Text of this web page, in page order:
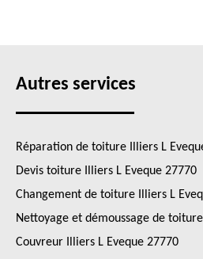
Autres services
Réparation de toiture Illiers L
Devis toiture Illiers L Eveque 27770
Changement de toiture Illiers L
Nettoyage et démoussage de
Couvreur Illiers L Eveque 27770